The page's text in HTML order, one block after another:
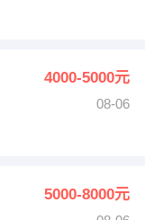
法律4000-5000元
08-06
5000-8000元